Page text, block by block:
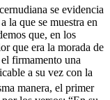
se evidencia
la que se muestra en
que, en los
que era la morada de
firmamento una
a su vez con la
manera, el primer